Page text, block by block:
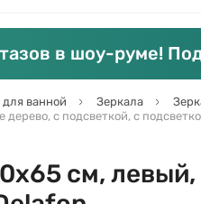
в шоу-руме!
ванной Зеркала
с подсветкой, с
см,